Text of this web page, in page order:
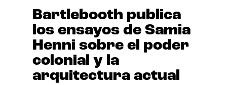
Bartlebooth publica
los ensayos de Samia
Henni sobre el poder
colonial y la
arquitectura actual